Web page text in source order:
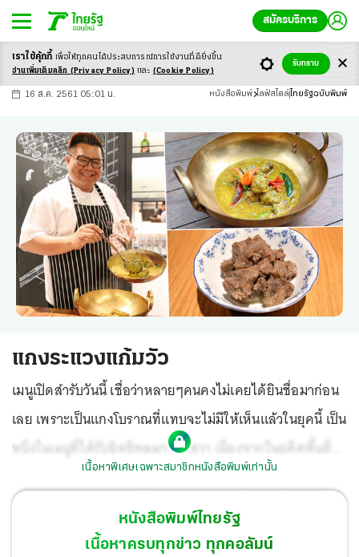
สมัครบริการ
-ก ก ก+
16 ส.ค. 2561 05:01 น. หนังสือพิมพ์ ไลฟ์สไตล์ ไทยรัฐฉบับพิมพ์
แกงระแวงแก้มวัว
เมนูเปิดสำรับวันนี้ เชื่อว่าหลายๆคนคงไม่เคยได้ยินชื่อมาก่อน
เลย เพราะเป็นแกงโบราณที่แทบจะไม่มีให้เห็นแล้วในยุคนี้ เป็น
หนึ่งในเมนูที่ได้รับอิทธิพลมาจากชวา เนื่องจากในอดีตพื้นที่
ทางตอนใต้ของประเทศไทยมีอาณาเขตขยายเข้าไปใน
มาเลเซียกว่าครึ่ง จึงมีวัฒนธรรมที่ใกล้เคียงกันมาก จนเกิด
ความระแวงว่า เอ...แกงนี้เป็นแกงเขียวหวานของบ้านเรา หรือ
เนื้อหาพิเศษเฉพาะสมาชิกหนังสือพิมพ์เท่านั้น
หนังสือพิมพ์ไทยรัฐ
เนื้อหาครบทุกข่าว ทุกคอลัมน์
เราใช้คุ้กกี้ เพื่อให้ทุกคนได้ประสบการณ์การใช้งานที่ดียิ่งขึ้น
อ่านเพิ่มเติมคลิก (Privacy Policy) และ (Cookie Policy)
รับทราบ